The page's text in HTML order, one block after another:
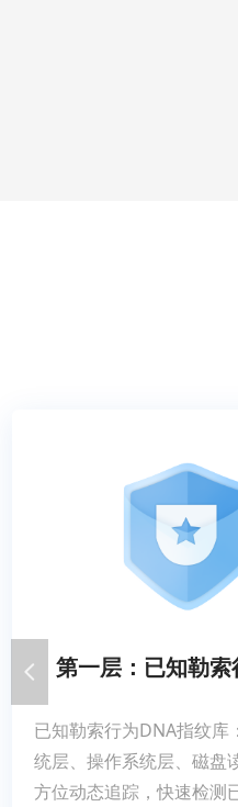
第一层：已知勒索
已知勒索行为DNA指纹库
统层、操作系统层、磁盘
方位动态追踪，快速检测
넳